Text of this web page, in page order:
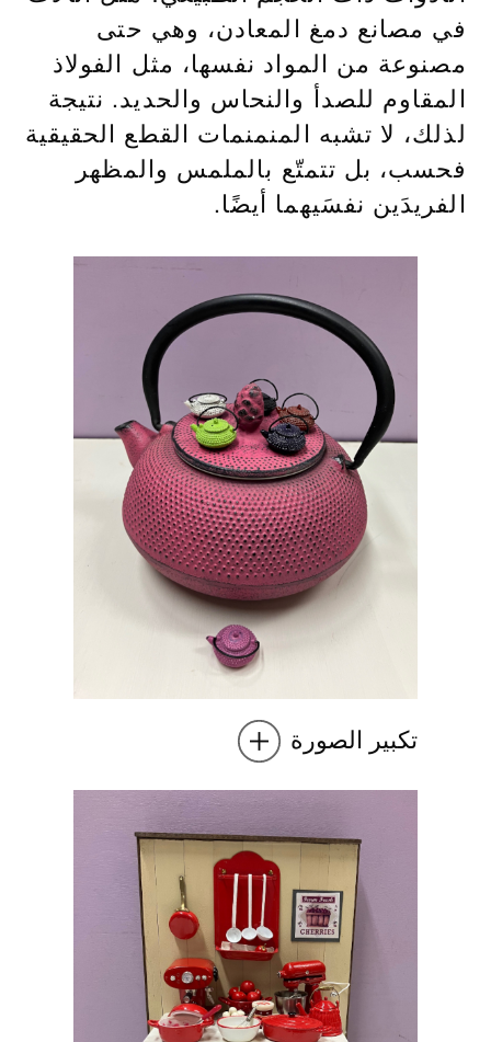
في مصانع دمغ المعادن، وهي حتى
مصنوعة من المواد نفسها، مثل الفولاذ
المقاوم للصدأ والنحاس والحديد. نتيجة
لذلك، لا تشبه المنمنمات القطع الحقيقية
فحسب، بل تتمتّع بالملمس والمظهر
الفريدَين نفسَيهما أيضًا.
تكبير الصورة